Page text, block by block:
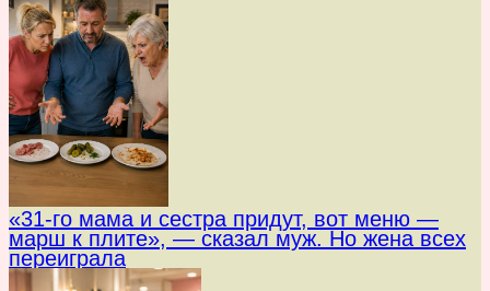
«31-го мама и сестра придут, вот меню —
марш к плите», — сказал муж. Но жена всех
переиграла